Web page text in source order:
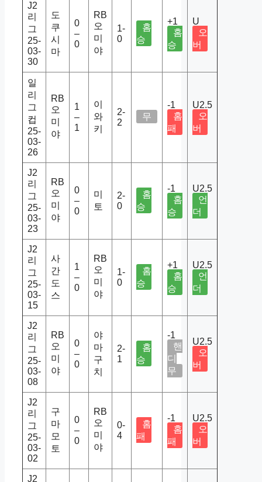
J2
리
그
25-
03-
30
도
쿠
시
마
0
–
0
RB
오
미
야
1-
0
홈
승
+1
홈
승
U
오
버
일
리
그
컵
25-
03-
26
RB
오
미
야
1
–
1
이
와
키
2-
2
무
-1
홈
패
U2.5
오
버
J2
리
그
25-
03-
23
RB
오
미
야
0
–
0
미
토
2-
0
홈
승
-1
홈
승
U2.5
언
더
J2
리
그
25-
03-
15
사
간
도
스
1
–
0
RB
오
미
야
1-
0
홈
승
+1
홈
승
U2.5
언
더
J2
리
그
25-
03-
08
RB
오
미
야
0
–
0
야
마
구
치
2-
1
홈
승
-1
핸
디
무
U2.5
오
버
J2
리
그
25-
03-
02
구
마
모
토
0
–
0
RB
오
미
야
0-
4
홈
패
-1
홈
패
U2.5
오
버
J2